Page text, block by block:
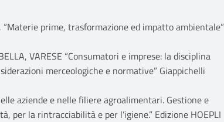
“Materie prime, trasformazione ed impatto ambientale”
VARESE “Consumatori e imprese: la disciplina
merceologiche e normative” Giappichelli
aziende e nelle filiere agroalimentari. Gestione e
per la rintracciabilità e per l’igiene.” Edizione HOEPLI